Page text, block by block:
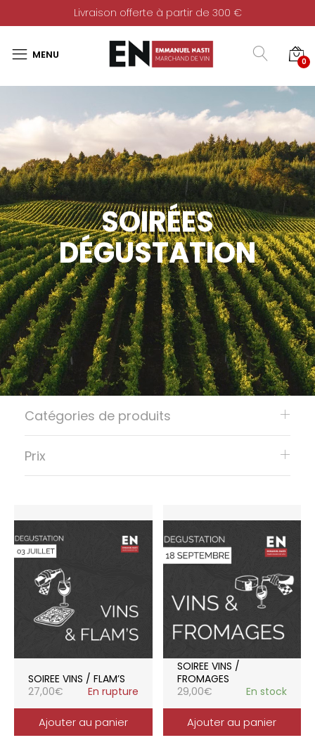
Livraison offerte à partir de 300 €
0
SOIRÉES
DÉGUSTATION
SOIREE VINS / FLAM’S
27,00€ En rupture
Ajouter au panier
SOIREE VINS /
FROMAGES
29,00€ En stock
Ajouter au panier
Catégories de produits
Prix